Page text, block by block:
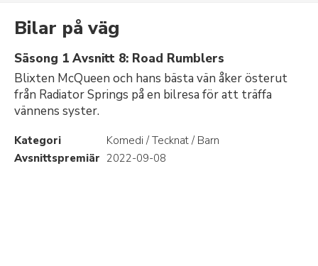
Bilar på väg
Säsong 1 Avsnitt 8: Road Rumblers
Blixten McQueen och hans bästa vän åker österut
från Radiator Springs på en bilresa för att träffa
vännens syster.
Kategori
Komedi / Tecknat / Barn
Avsnittspremiär 2022-09-08